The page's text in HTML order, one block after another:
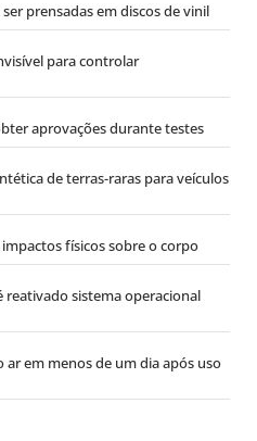
prensadas em discos de vinil
para controlar
aprovações durante testes
de terras-raras para veículos
físicos sobre o corpo
sistema operacional
ar em menos de um dia após uso